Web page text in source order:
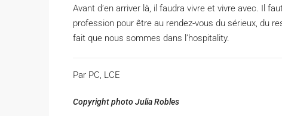
Avant d’en arriver là, il faudra vivre et vivre avec. Il
profession pour être au rendez-vous du sérieux, du
fait que nous sommes dans l’hospitality.
Par PC, LCE
Copyright photo Julia Robles